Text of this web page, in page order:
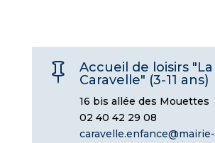

Accueil de loisirs "La
Caravelle" (3-11 ans)
16 bis allée des Mouettes
02 40 42 29 08
caravelle.enfance@mairie-